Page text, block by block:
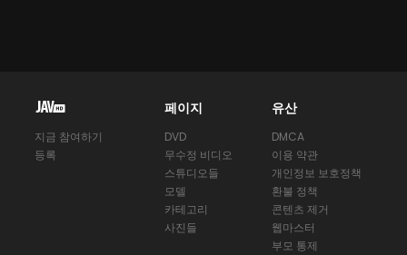
지금 참여하기
등록
페이지
DVD
무수정 비디오
스튜디오들
모델
카테고리
사진들
유산
DMCA
이용 약관
개인정보 보호정책
환불 정책
콘텐츠 제거
웹마스터
부모 통제